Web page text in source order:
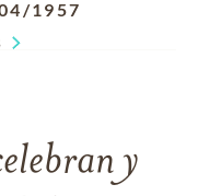
1957
y